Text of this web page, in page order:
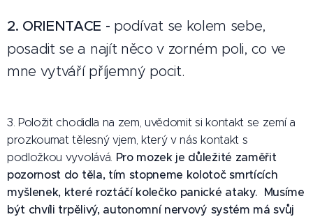
2. ORIENTACE - podívat se kolem sebe,
posadit se a najít něco v zorném poli, co ve
mne vytváří příjemný pocit.
3. Položit chodidla na zem, uvědomit si kontakt se zemí a
prozkoumat tělesný vjem, který v nás kontakt s
podložkou vyvolává. Pro mozek je důležité zaměřit
pozornost do těla, tím stopneme kolotoč smrtících
myšlenek, které roztáčí kolečko panické ataky. Musíme
být chvíli trpělivý, autonomní nervový systém má svůj